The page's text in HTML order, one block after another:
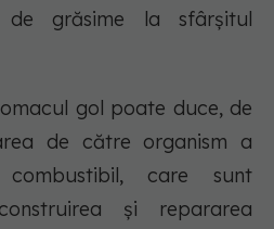
grăsime la sfârșitul
gol poate duce, de
de către organism a
care sunt
și repararea